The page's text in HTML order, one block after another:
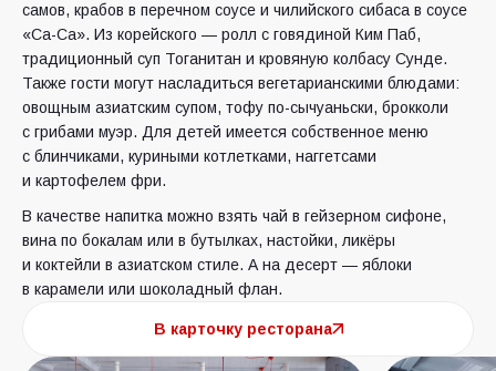
самов, крабов в перечном соусе и чилийского сибаса в соусе
«Са-Са». Из корейского — ролл с говядиной Ким Паб,
традиционный суп Тоганитан и кровяную колбасу Сунде.
Также гости могут насладиться вегетарианскими блюдами:
овощным азиатским супом, тофу по-сычуаньски, брокколи
с грибами муэр. Для детей имеется собственное меню
с блинчиками, куриными котлетками, наггетсами
и картофелем фри.
В качестве напитка можно взять чай в гейзерном сифоне,
вина по бокалам или в бутылках, настойки, ликёры
и коктейли в азиатском стиле. А на десерт — яблоки
в карамели или шоколадный флан.
В карточку ресторана